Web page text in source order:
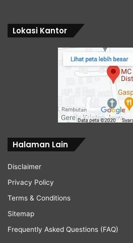
Lokasi Kantor
Halaman Lain
Disclaimer
Privacy Policy
Terms & Conditions
Sitemap
Frequently Asked Questions (FAQ)